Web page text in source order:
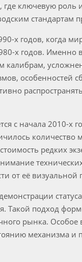
где ключевую роль
стандартам
х годов, когда
х годов.
калибрам,
особенностей
с начала 2010-х
редких
от её визуальной
Такой подход
рынка. Особое
механизма и